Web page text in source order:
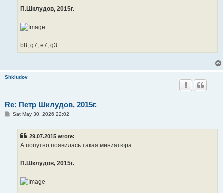
П.Шклудов, 2015г.
b8, g7, e7, g3... +
Shkludov
Re: Петр Шклудов, 2015г.
PSat May 30, 2026 22:02
29.07.2015 wrote:
А попутно появилась такая миниатюра:
П.Шклудов, 2015г.